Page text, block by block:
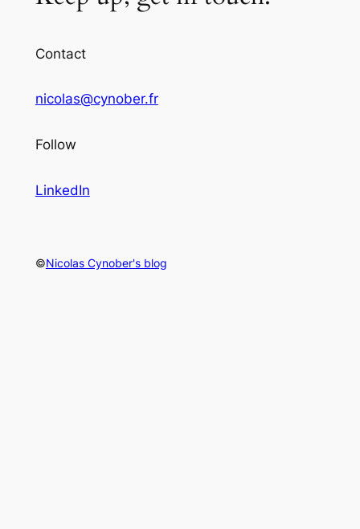
Contact
nicolas@cynober.fr
Follow
LinkedIn
©Nicolas Cynober's blog